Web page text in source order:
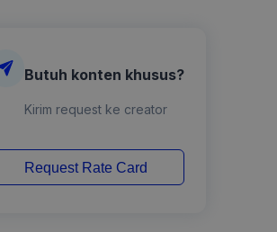
Butuh konten khusus?
Kirim request ke creator
Request Rate Card